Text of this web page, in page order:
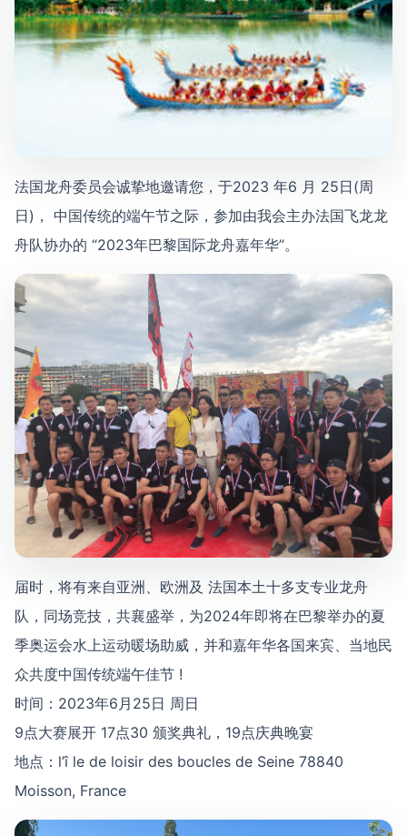
法国龙舟委员会诚挚地邀请您，于2023 年6 月 25日(周
日)， 中国传统的端午节之际，参加由我会主办法国飞龙龙
舟队协办的 “2023年巴黎国际龙舟嘉年华”。
届时，将有来自亚洲、欧洲及 法国本土十多支专业龙舟
队，同场竞技，共襄盛举，为2024年即将在巴黎举办的夏
季奥运会水上运动暖场助威，并和嘉年华各国来宾、当地民
众共度中国传统端午佳节 !
时间：2023年6月25日 周日
9点大赛展开 17点30 颁奖典礼，19点庆典晚宴
地点：l’î le de loisir des boucles de Seine 78840
Moisson, France